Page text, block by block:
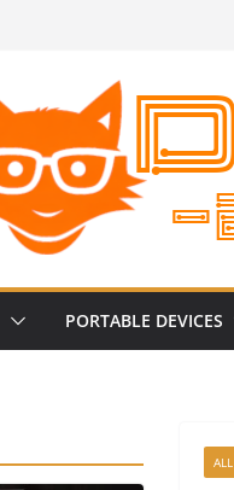
PORTABLE DEVICES
ALL